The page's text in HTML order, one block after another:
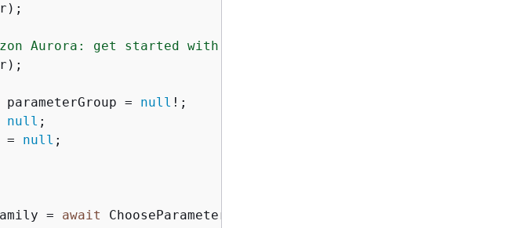
Aurora: get started with DB clusters example."
parameterGroup =
null !;
null ;
=
null ;
= await ChooseParameterGroupFamilyAsync();